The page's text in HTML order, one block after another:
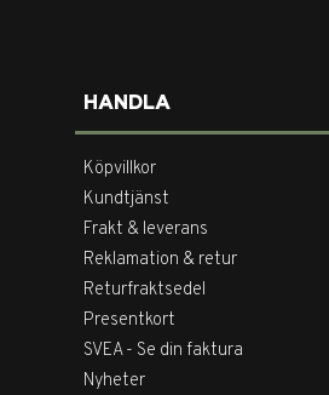
HANDLA
Köpvillkor
Kundtjänst
Frakt & leverans
Reklamation & retur
Returfraktsedel
Presentkort
SVEA - Se din faktura
Nyheter